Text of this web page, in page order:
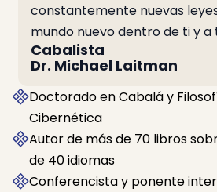
constantemente nuevas
mundo nuevo dentro de ti y a
Cabalista
Dr. Michael Laitman
Doctorado en Cabalá y
Cibernética
Autor de más de 70 libros
de 40 idiomas
Conferencista y ponente